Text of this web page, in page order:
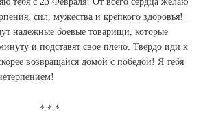
сил, мужества и крепкого здоровья!
надежные боевые товарищи, которые
и подставят свое плечо. Твердо иди к
возвращайся домой с победой! Я тебя